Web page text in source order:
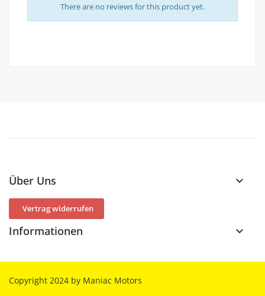
There are no reviews for this product yet.
Über Uns keyboard_arrow_down
Vertrag widerrufen
Informationen keyboard_arrow_down
Copyright 2024 by Maniac Motors